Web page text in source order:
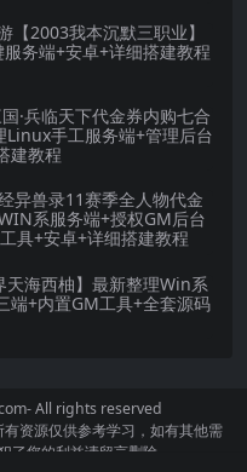
【2003我本沉默三职业】
务端+安卓+详细搭建教程
·兵临天下代金券内购七合
Linux手工服务端+管理后台
建教程
异兽录11赛季全人物代金
系服务端+授权GM后台
具+安卓+详细搭建教程
天海西柚】最新整理Win系
端+内置GM工具+全套源码
- All rights reserved
资源仅供参考学习，如有其他需
了您的利益请留言删除